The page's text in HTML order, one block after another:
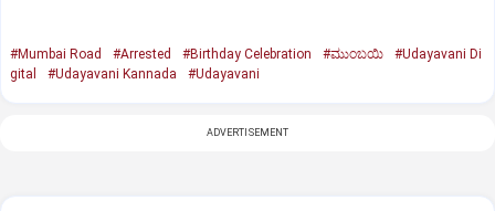
#Mumbai Road #Arrested #Birthday Celebration #ಮುಂಬಯಿ
#Udayavani Di
gital
#Udayavani Kannada #Udayavani
ADVERTISEMENT